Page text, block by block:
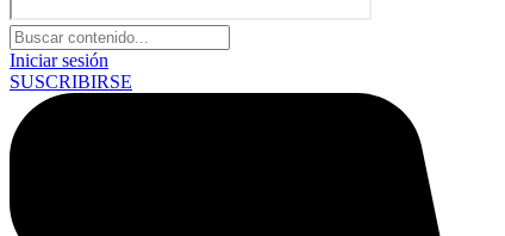
Iniciar sesión
SUSCRIBIRSE